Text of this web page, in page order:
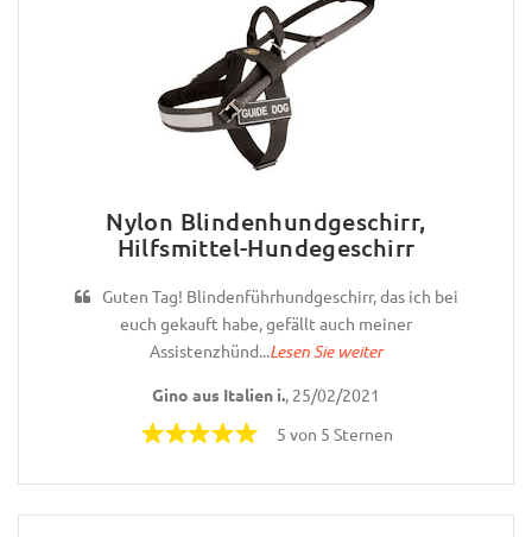
Nylon Blindenhundgeschirr,
Hilfsmittel-Hundegeschirr
Guten Tag! Blindenführhundgeschirr, das ich bei
euch gekauft habe, gefällt auch meiner
Assistenzhünd...Lesen Sie weiter
Gino aus Italien i., 25/02/2021
5 von 5 Sternen